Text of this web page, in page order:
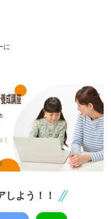
に
しよう！！